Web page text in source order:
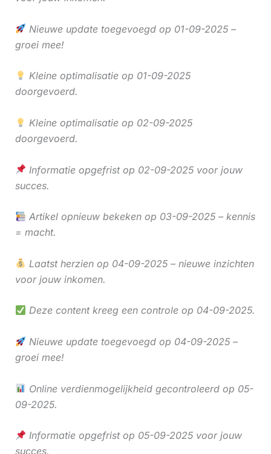
Nieuwe update toegevoegd op 01-09-2025 –
groei mee!
Kleine optimalisatie op 01-09-2025
doorgevoerd.
Kleine optimalisatie op 02-09-2025
doorgevoerd.
Informatie opgefrist op 02-09-2025 voor jouw
succes.
Artikel opnieuw bekeken op 03-09-2025 – kennis
= macht.
Laatst herzien op 04-09-2025 – nieuwe inzichten
voor jouw inkomen.
Deze content kreeg een controle op 04-09-2025.
Nieuwe update toegevoegd op 04-09-2025 –
groei mee!
Online verdienmogelijkheid gecontroleerd op 05-
09-2025.
Informatie opgefrist op 05-09-2025 voor jouw
succes.